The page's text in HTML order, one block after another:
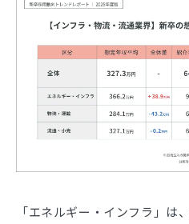
「エネルギー・インフラ」は